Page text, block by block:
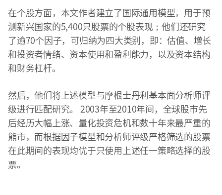
在个股方面，本文作者建立了国际通用模型，用于预
测新兴国家的5,400只股票的个股表现；他们还研究
了逾70个因子，可归纳为四大类别，即：估值、增长
和投资者情绪、资本使用和盈利能力，以及资本结构
和财务杠杆。
然后，他们将上述模型与摩根士丹利基本面分析师评
级进行匹配研究。 2003年至2010年间，全球股市先
后经历大幅上涨、量化投资危机和数十年来最严重的
熊市，而根据因子模型和分析师评级严格筛选的股票
在此期间的表现均优于只使用上述任一策略选择的股
票。